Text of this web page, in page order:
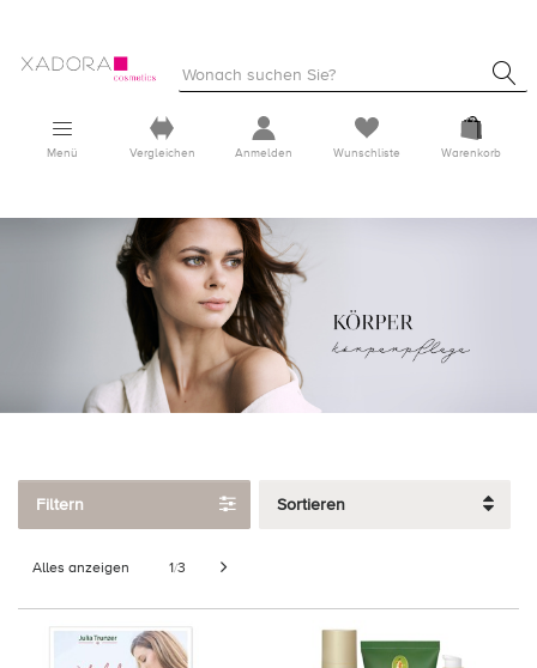
Menü Vergleichen Anmelden Wunschliste Warenkorb
Filtern Sortieren
Alles anzeigen 1/3